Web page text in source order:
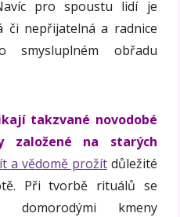
pro spoustu lidí je
či nepřijatelná a radnice
obřadu
takzvané novodobé
založené na starých
a vědomě prožítdůležité
Při tvorbě rituálů se
domorodými kmeny